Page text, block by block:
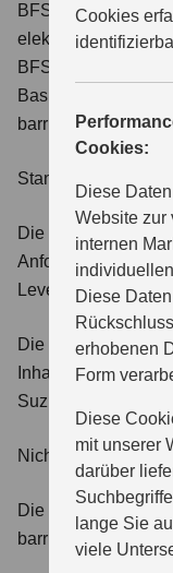
Cookies
Cookies:
Diese
Website zur
internen
Diese
erhobenen
Form
Diese
mit unserer
darüber
lange Sie
viele
BFSG fällt oder es
elektronischen
BFSG handelt),
Basis, um den
barrierefreien
Stand der
Die Website ist in
Anforderungen an
Level AA, vereinbar.
Die technische
Inhalte (z. B.
Suzuki
Nicht barrierefreie
Die folgenden
barrierefrei: